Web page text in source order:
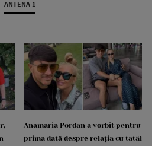
ANTENA 1
Anamaria Pordan a vorbit pentru
prima dată despre relația cu tatăl